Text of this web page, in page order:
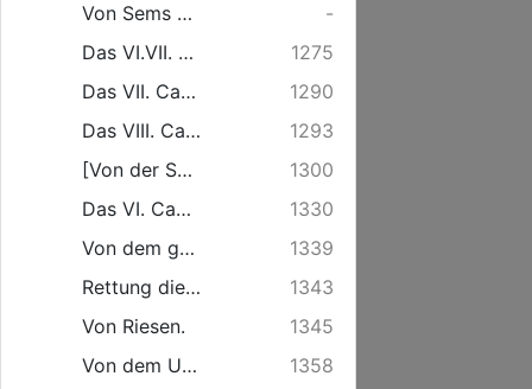
Von Sems Erstgeburt.
-
Das VI.VII. und VIII. Capitel ueberhaupt.
1275
Das VII. Capitel.
1290
Das VIII. Capitel.
1293
[Von der Suendfluth.]
1300
Das VI. Capitel.
1330
Von dem gericht des heiligen Geistes ueber die erste Welt.
1339
Rettung dieser Worte wider den Wertheimischen
1343
Von Riesen.
1345
Von dem Ursprung und Untergang der Riesen.
1358